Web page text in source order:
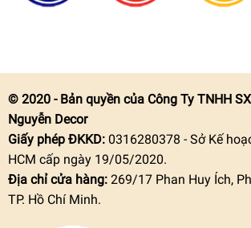
© 2020 - Bản quyền của Công Ty TNHH
Nguyễn Decor
Giấy phép ĐKKD:0316280378 - Sở Kế
HCM cấp ngày 19/05/2020.
Địa chỉ cửa hàng: 269/17 Phan Huy Ích,
TP. Hồ Chí Minh.